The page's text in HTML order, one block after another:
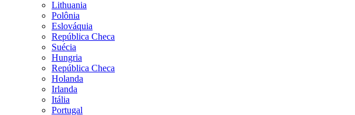
Lithuania
Polônia
Eslováquia
República Checa
Suécia
Hungria
República Checa
Holanda
Irlanda
Itália
Portugal